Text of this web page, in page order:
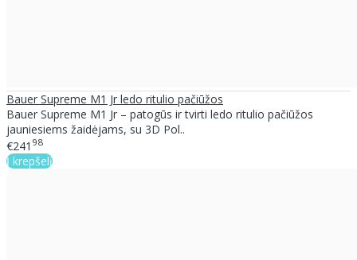
Bauer Supreme M1 Jr ledo ritulio pačiūžos
Bauer Supreme M1 Jr – patogūs ir tvirti ledo ritulio pačiūžos
jauniesiems žaidėjams, su 3D Pol..
€241 98
Į krepšelį